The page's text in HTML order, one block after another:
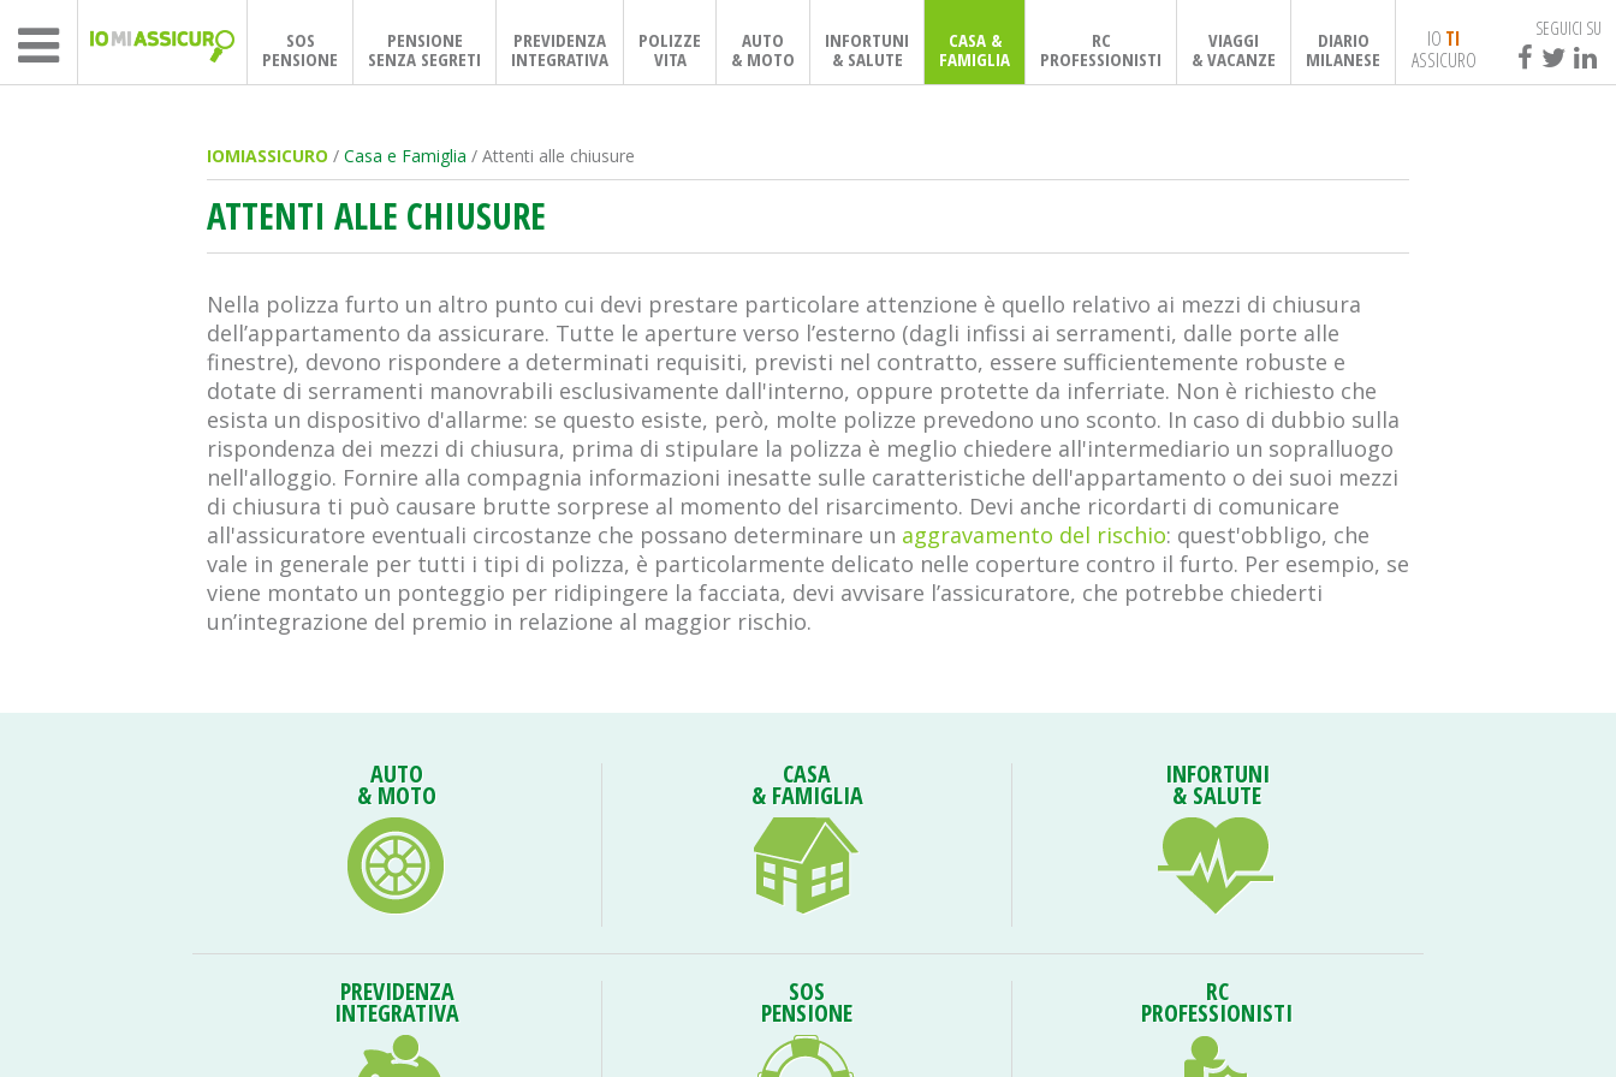
SOS
PENSIONE
PENSIONE
SENZA SEGRETI
PREVIDENZA
INTEGRATIVA
POLIZZE
VITA
AUTO
& MOTO
INFORTUNI
& SALUTE
CASA &
FAMIGLIA
RC
PROFESSIONISTI
VIAGGI
& VACANZE
DIARIO
MILANESE
IO TI
ASSICURO
SEGUICI SU
IOMIASSICURO / Casa e Famiglia / Attenti alle chiusure
ATTENTI ALLE CHIUSURE
Nella polizza furto un altro punto cui devi prestare particolare attenzione è quello relativo ai mezzi di chiusura
dell’appartamento da assicurare. Tutte le aperture verso l’esterno (dagli infissi ai serramenti, dalle porte alle
finestre), devono rispondere a determinati requisiti, previsti nel contratto, essere sufficientemente robuste e
dotate di serramenti manovrabili esclusivamente dall'interno, oppure protette da inferriate. Non è richiesto che
esista un dispositivo d'allarme: se questo esiste, però, molte polizze prevedono uno sconto. In caso di dubbio sulla
rispondenza dei mezzi di chiusura, prima di stipulare la polizza è meglio chiedere all'intermediario un sopralluogo
nell'alloggio. Fornire alla compagnia informazioni inesatte sulle caratteristiche dell'appartamento o dei suoi mezzi
di chiusura ti può causare brutte sorprese al momento del risarcimento. Devi anche ricordarti di comunicare
all'assicuratore eventuali circostanze che possano determinare un aggravamento del rischio: quest'obbligo, che
vale in generale per tutti i tipi di polizza, è particolarmente delicato nelle coperture contro il furto. Per esempio, se
viene montato un ponteggio per ridipingere la facciata, devi avvisare l’assicuratore, che potrebbe chiederti
un’integrazione del premio in relazione al maggior rischio.
AUTO
& MOTO
CASA
& FAMIGLIA
INFORTUNI
& SALUTE
PREVIDENZA
INTEGRATIVA
SOS
PENSIONE
RC
PROFESSIONISTI